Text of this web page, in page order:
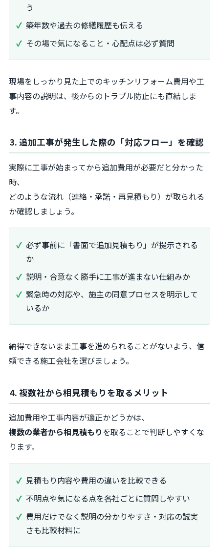
う
築年数や過去の修繕履歴も伝える
その場で気になること・心配点は必ず質問
現場をしっかり見た上でのキッチンリフォーム費用や工
事内容の説明は、後からのトラブル防止にも直結しま
す。
3. 追加工事が発生した際の「対応フロー」を確認
実際に工事が始まってから追加費用が必要だと分かった
時、
どのような流れ（連絡・承諾・再見積もり）が取られる
か確認しましょう。
必ず事前に「書面で追加見積もり」が提示される
か
説明・合意なく勝手に工事が進まない仕組みか
緊急時の対応や、施主の同意プロセスを明示して
いるか
納得できないまま工事を進められることがないよう、信
頼できる施工会社を選びましょう。
4. 複数社から相見積もりを取るメリット
追加費用や工事内容が適正かどうかは、
複数の業者から相見積もりを取ることで判断しやすくな
ります。
見積もり内容や費用の違いを比較できる
不明点や気になる点を各社ごとに質問しやすい
費用だけでなく説明の分かりやすさ・対応の誠実
さも比較材料に